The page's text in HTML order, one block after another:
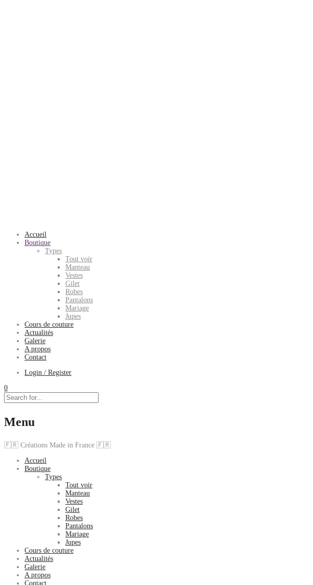
Accueil
Boutique
Types
Tout voir
Manteau
Vestes
Gilet
Robes
Pantalons
Mariage
Jupes
Cours de couture
Actualités
Galerie
A propos
Contact
Login / Register
0
Menu
🇫🇷 Créations Made in France 🇫🇷
Accueil
Boutique
Types
Tout voir
Manteau
Vestes
Gilet
Robes
Pantalons
Mariage
Jupes
Cours de couture
Actualités
Galerie
A propos
Contact